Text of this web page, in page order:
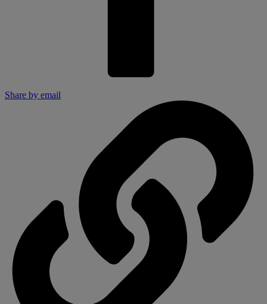
Share by email